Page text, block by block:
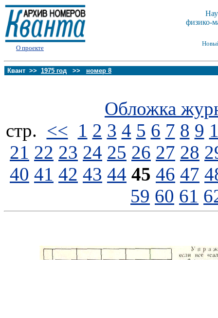
О проекте
физико-
Квант >> 1975 год >> номер 8
Обложка
стp. << 1 2 3 4 5 6 7 8 9
21 22 23 24 25 26 27 28
40 41 42 43 44 45 46 47
59 60 61